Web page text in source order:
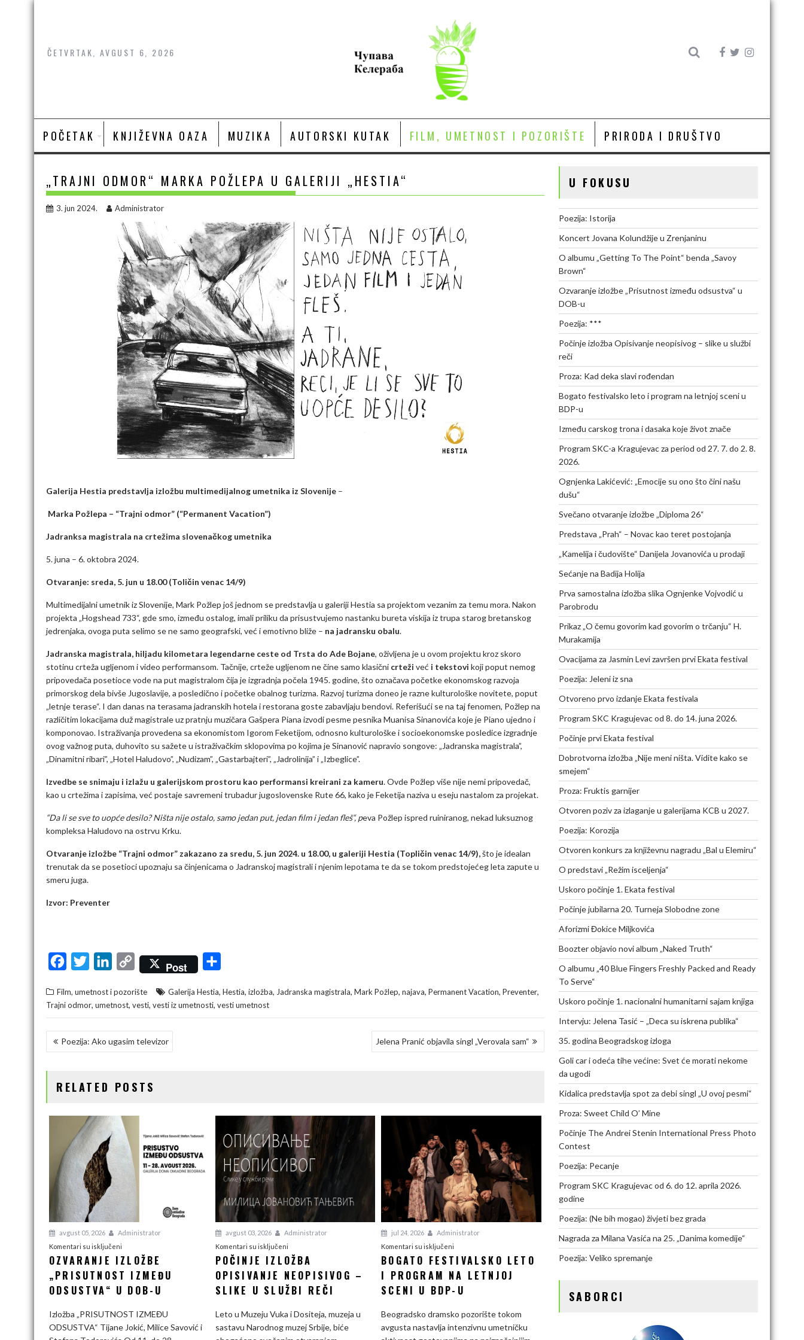
Skip
ČETVRTAK, AVGUST 6, 2026
POČETAK KNJIŽEVNA OAZA MUZIKA AUTORSKI KUTAK FILM, UMETNOST I POZORIŠTE PRIRODA I DRUŠTVO
„TRAJNI ODMOR“ MARKA POŽLEPA U GALERIJI „HESTIA“
3. jun 2024. Administrator
Galerija Hestia predstavlja izložbu multimedijalnog umetnika iz Slovenije –
Marka Požlepa – “Trajni odmor” (“Permanent Vacation”)
Jadranksa magistrala na crtežima slovenačkog umetnika
5. juna – 6. oktobra 2024.
Otvaranje: sreda, 5. jun u 18.00 (Toličin venac 14/9)
Multimedijalni umetnik iz Slovenije, Mark Požlep još jednom se predstavlja u galeriji Hestia sa projektom vezanim za temu mora. Nakon
projekta „Hogshead 733“, gde smo, između ostalog, imali priliku da prisustvujemo nastanku bureta viskija iz trupa starog bretanskog
jedrenjaka, ovoga puta selimo se ne samo geografski, već i emotivno bliže – na jadransku obalu.
Jadranska magistrala, hiljadu kilometara legendarne ceste od Trsta do Ade Bojane, oživljena je u ovom projektu kroz skoro
stotinu crteža ugljenom i video performansom. Tačnije, crteže ugljenom ne čine samo klasični crteži već i tekstovi koji poput nemog
pripovedača posetioce vode na put magistralom čija je izgradnja počela 1945. godine, što označava početke ekonomskog razvoja
primorskog dela bivše Jugoslavije, a posledično i početke obalnog turizma. Razvoj turizma doneo je razne kulturološke novitete, poput
„letnje terase“. I dan danas na terasama jadranskih hotela i restorana goste zabavljaju bendovi. Referišući se na taj fenomen, Požlep na
različitim lokacijama duž magistrale uz pratnju muzičara Gašpera Piana izvodi pesme pesnika Muanisa Sinanovića koje je Piano ujedno i
komponovao. Istraživanja provedena sa ekonomistom Igorom Feketijom, odnosno kulturološke i socioekonomske posledice izgradnje
ovog važnog puta, duhovito su sažete u istraživačkim sklopovima po kojima je Sinanović napravio songove: „Jadranska magistrala”,
„Dinamitni ribari”, „Hotel Haludovo”, „Nudizam”, „Gastarbajteri”, „Jadrolinija” i „Izbeglice”.
Izvedbe se snimaju i izlažu u galerijskom prostoru kao performansi kreirani za kameru. Ovde Požlep više nije nemi pripovedač,
kao u crtežima i zapisima, već postaje savremeni trubadur jugoslovenske Rute 66, kako je Feketija naziva u eseju nastalom za projekat.
“Da li se sve to uopće desilo? Ništa nije ostalo, samo jedan put, jedan film i jedan fleš“, peva Požlep ispred ruiniranog, nekad luksuznog
kompleksa Haludovo na ostrvu Krku.
Otvaranje izložbe “Trajni odmor” zakazano za sredu, 5. jun 2024. u 18.00, u galeriji Hestia (Topličin venac 14/9),što je idealan
trenutak da se posetioci upoznaju sa činjenicama o Jadranskoj magistrali i njenim lepotama te da se tokom predstojećeg leta zapute u
smeru juga.
Izvor: Preventer
c
e
b
o
k
i
t
t
e
n
k
e
d
n
C
p
y
L
i
k
Post
a
r
Film, umetnost i pozorište Galerija Hestia, Hestia, izložba, Jadranska magistrala, Mark Požlep, najava, Permanent Vacation, Preventer,
Trajni odmor, umetnost, vesti, vesti iz umetnosti, vesti umetnost
KRETANJE
Poezija: Ako ugasim televizor Jelena Pranić objavila singl „Verovala sam“
RELATED POSTS
avgust 05, 2026
Administrator
Komentari su isključeni
Ozvaranje
izložbe
„Prisutnost
odsustva“
u
DOB-
OZVARANJE IZLOŽBE
„PRISUTNOST IZMEĐU
ODSUSTVA“ U DOB-U
Izložba „PRISUTNOST IZMEĐU
ODSUSTVA“ Tijane Jokić, Milice Savović i
avgust 03, 2026
Administrator
Komentari su isključenina
Počinje
izložba
Opisivanje
–
slike
u
POČINJE IZLOŽBA
OPISIVANJE NEOPISIVOG –
SLIKE U SLUŽBI REČI
Leto u Muzeju Vuka i Dositeja, muzeja u
sastavu Narodnog muzej Srbije, biće
jul 24, 2026
Administrator
Komentari su isključeni
Bogato
festivalsko
leto
program
na
letnjoj
BOGATO FESTIVALSKO LETO
I PROGRAM NA LETNJOJ
SCENI U BDP-U
Beogradsko dramsko pozorište tokom
avgusta nastavlja intenzivnu umetničku
U FOKUSU
Poezija: Istorija
Koncert Jovana Kolundžije u Zrenjaninu
O albumu „Getting To The Point“ benda „Savoy
Brown“
Ozvaranje izložbe „Prisutnost između odsustva“ u
DOB-u
Poezija: ***
Počinje izložba Opisivanje neopisivog – slike u službi
reči
Proza: Kad deka slavi rođendan
Bogato festivalsko leto i program na letnjoj sceni u
BDP-u
Između carskog trona i dasaka koje život znače
Program SKC-a Kragujevac za period od 27. 7. do 2. 8.
2026.
Ognjenka Lakićević: „Emocije su ono što čini našu
dušu“
Svečano otvaranje izložbe „Diploma 26“
Predstava „Prah“ – Novac kao teret postojanja
„Kamelija i čudovište“ Danijela Jovanovića u prodaji
Sećanje na Badija Holija
Prva samostalna izložba slika Ognjenke Vojvodić u
Parobrodu
Prikaz „O čemu govorim kad govorim o trčanju“ H.
Murakamija
Ovacijama za Jasmin Levi završen prvi Ekata festival
Poezija: Jeleni iz sna
Otvoreno prvo izdanje Ekata festivala
Program SKC Kragujevac od 8. do 14. juna 2026.
Počinje prvi Ekata festival
Dobrotvorna izložba „Nije meni ništa. Vidite kako se
smejem“
Proza: Fruktis garnijer
Otvoren poziv za izlaganje u galerijama KCB u 2027.
Poezija: Korozija
Otvoren konkurs za književnu nagradu „Bal u Elemiru“
O predstavi „Režim isceljenja“
Uskoro počinje 1. Ekata festival
Počinje jubilarna 20. Turneja Slobodne zone
Aforizmi Đokice Miljkovića
Boozter objavio novi album „Naked Truth“
O albumu „40 Blue Fingers Freshly Packed and Ready
To Serve“
Uskoro počinje 1. nacionalni humanitarni sajam knjiga
Intervju: Jelena Tasić – „Deca su iskrena publika“
35. godina Beogradskog izloga
Goli car i odeća tihe većine: Svet će morati nekome
da ugodi
Kidalica predstavlja spot za debi singl „U ovoj pesmi“
Proza: Sweet Child O’ Mine
Počinje The Andrei Stenin International Press Photo
Contest
Poezija: Pecanje
Program SKC Kragujevac od 6. do 12. aprila 2026.
godine
Poezija: (Ne bih mogao) živjeti bez grada
Nagrada za Milana Vasića na 25. „Danima komedije“
Poezija: Veliko spremanje
SABORCI